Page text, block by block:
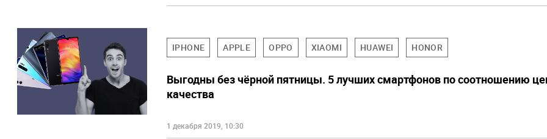
IPHONE APPLE OPPO XIAOMI HUAWEI HONOR
Выгодны без чёрной пятницы. 5 лучших смартфонов по соотношению
качества
1 декабря 2019, 10:30